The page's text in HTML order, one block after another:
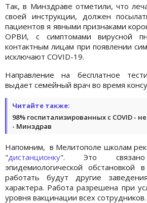
Так, в Минздраве отметили, что
своей инструкции, должен
пациентов я явными признаками
ОРВИ, с симптомами вирусной
контактным лицам при появлении
исключают COVID-19.
Направление на бесплатное
выдает семейный врач во время
Читайте также:
98% госпитализированных с COVID -
- Минздрав
Напомним, в Мелитополе школам
"дистанционку". Это
эпидемиологической
работать будут другие
характера. Работа разрешена при
уровня вакцинации всех сотрудников.